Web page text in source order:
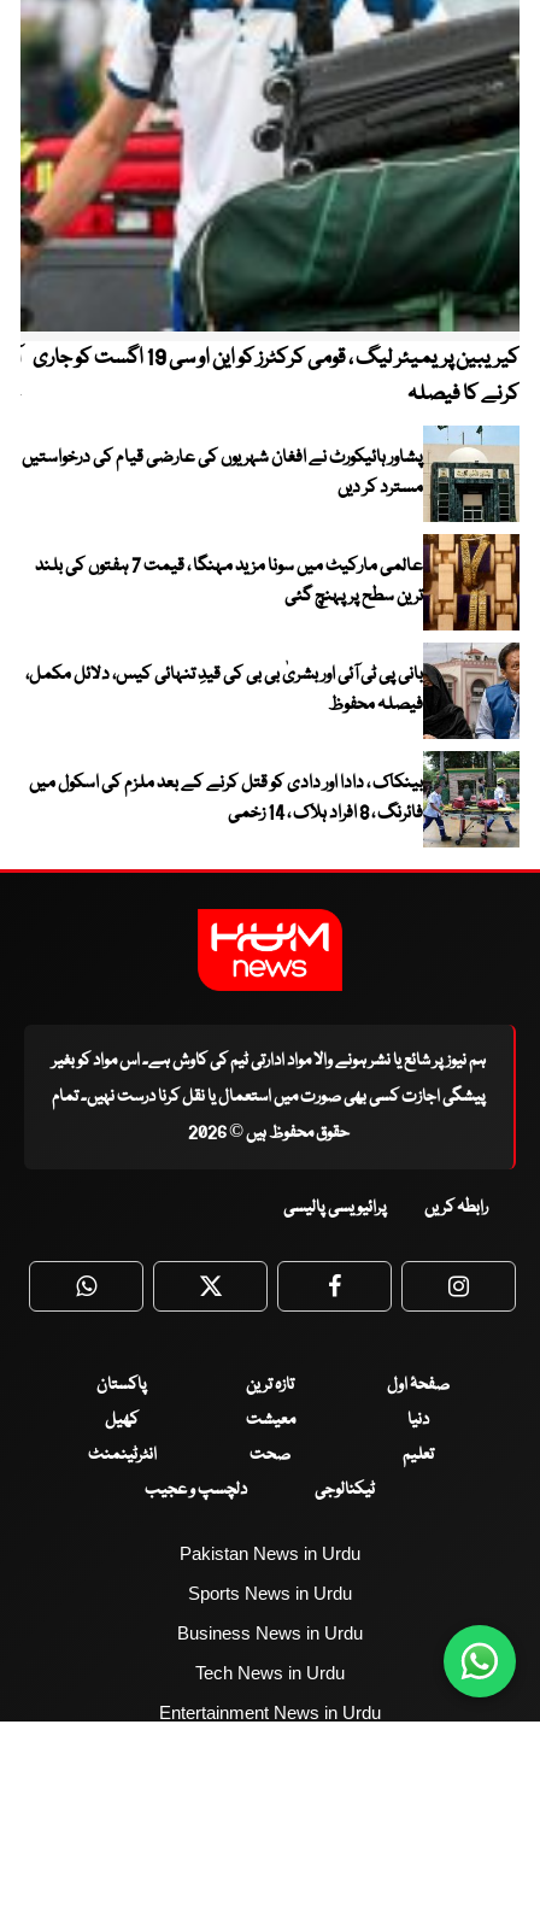
کیریبین پریمیئر لیگ ، قومی کرکٹرز کو این او سی 19 اگست کو جاری
کرنے کا فیصلہ
پشاور ہائیکورٹ نے افغان شہریوں کی عارضی قیام کی درخواستیں
مسترد کر دیں
عالمی مارکیٹ میں سونا مزید مہنگا ، قیمت 7 ہفتوں کی بلند
ترین سطح پر پہنچ گئی
بانی پی ٹی آئی اور بشریٰ بی بی کی قیدِ تنہائی کیس، دلائل مکمل،
فیصلہ محفوظ
بینکاک ، دادا اور دادی کو قتل کرنے کے بعد ملزم کی اسکول میں
فائرنگ ، 8 افراد ہلاک ، 14 زخمی
ہم نیوز پر شائع یا نشر ہونے والا مواد ادارتی ٹیم کی کاوش ہے۔ اس مواد کو بغیر
پیشگی اجازت کسی بھی صورت میں استعمال یا نقل کرنا درست نہیں۔ تمام
حقوق محفوظ ہیں © 2026
رابطہ کریں پرائیویسی پالیسی
WhatsApp Twitter Facebook
صفحۂ اول تازہ ترین
پاکستان
دنیا
معیشت
کھیل
تعلیم
صحت
انٹرٹینمنٹ
ٹیکنالوجی
دلچسپ و عجیب
Pakistan News in Urdu
Sports News in Urdu
Business News in Urdu
Tech News in Urdu
Entertainment News in Urdu